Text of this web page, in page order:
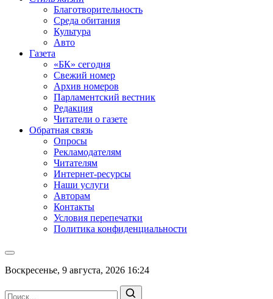
Благотворительность
Среда обитания
Культура
Авто
Газета
«БК» сегодня
Свежий номер
Архив номеров
Парламентский вестник
Редакция
Читатели о газете
Обратная связь
Опросы
Рекламодателям
Читателям
Интернет-ресурсы
Наши услуги
Авторам
Контакты
Условия перепечатки
Политика конфиденциальности
Воскресенье, 9 августа, 2026 16:24